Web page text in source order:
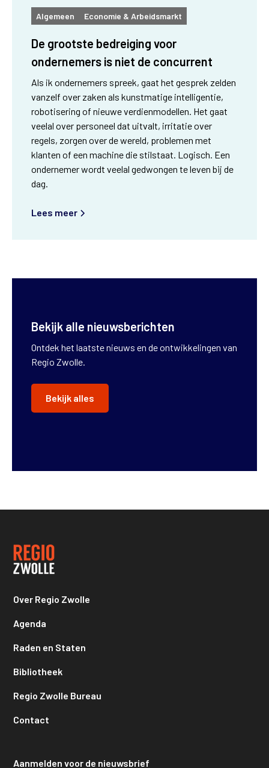
De grootste bedreiging voor
ondernemers is niet de concurrent
Algemeen Economie & Arbeidsmarkt
Als ik ondernemers spreek, gaat het gesprek zelden
vanzelf over zaken als kunstmatige intelligentie,
robotisering of nieuwe verdienmodellen. Het gaat
veelal over personeel dat uitvalt, irritatie over
regels, zorgen over de wereld, problemen met
klanten of een machine die stilstaat. Logisch. Een
ondernemer wordt veelal gedwongen te leven bij de
dag.
Lees meer
Bekijk alle nieuwsberichten
Ontdek het laatste nieuws en de ontwikkelingen van
Regio Zwolle.
Bekijk alles
Over Regio Zwolle
Agenda
Raden en Staten
Bibliotheek
Regio Zwolle Bureau
Contact
Aanmelden voor de nieuwsbrief